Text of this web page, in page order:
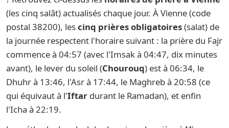
(les cinq salât) actualisés chaque jour. À Vienne (code
postal 38200), lescinq prières obligatoires(salat) de
la journée respectent l'horaire suivant : la prière du Fajr
commence à 04:57 (avec l'Imsak à 04:47, dix minutes
avant), le lever du soleil (Chourouq) est à 06:34, le
Dhuhr à 13:46, l'Asr à 17:44, le Maghreb à 20:58 (ce
qui équivaut à l'Iftar durant le Ramadan), et enfin
l'Icha à 22:19.